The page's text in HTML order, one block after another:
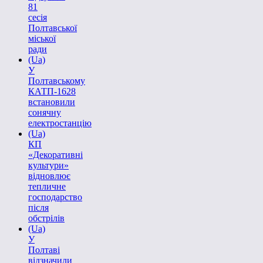
81
сесія
Полтавської
міської
ради
(Ua)
У
Полтавському
КАТП-1628
встановили
сонячну
електростанцію
(Ua)
КП
«Декоративні
культури»
відновлює
тепличне
господарство
після
обстрілів
(Ua)
У
Полтаві
відзначили